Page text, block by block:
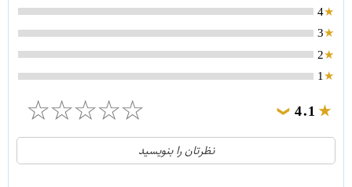
4
3
2
1
4.1
❯
☆
☆
☆
☆
☆
21
نظرتان را بنویسید